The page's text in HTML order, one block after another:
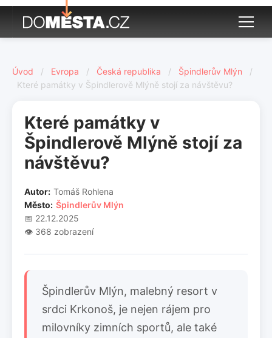
Úvod / Evropa / Česká republika / Špindlerův Mlýn
/
Které památky v Špindlerově Mlýně stojí za návštěvu?
Které památky v
Špindlerově Mlýně stojí za
návštěvu?
Autor: Tomáš Rohlena
Město: Špindlerův Mlýn
📅 22.12.2025
👁️ 368 zobrazení
Špindlerův Mlýn, malebný resort v
srdci Krkonoš, je nejen rájem pro
milovníky zimních sportů, ale také